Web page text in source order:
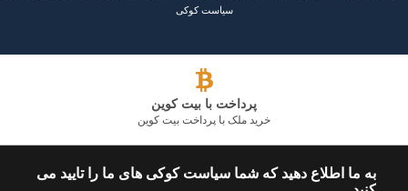
سیاست کوکی
پرداخت با بیت کوین
خرید ملک با پرداخت بیت کوین
شرکت املاک و مستغلات پیشرو
به ما اطلاع دهید که شما سیاست کوکی های ما را تایید می